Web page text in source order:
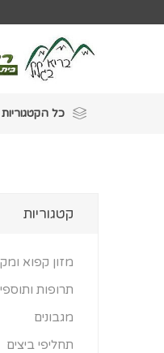
כל הקטגוריות
קטגוריות
מזון קפוא
תרופות
מגבונים
תחליפי ביצים